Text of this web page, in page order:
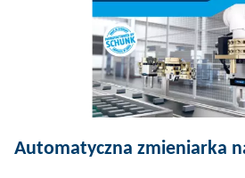
Automatyczna zmieniarka